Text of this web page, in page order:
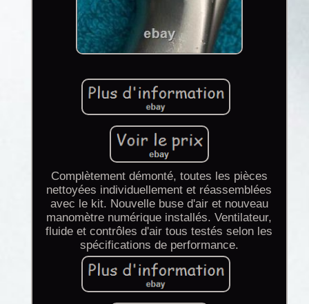
Complètement démonté, toutes les pièces
nettoyées individuellement et réassemblées
avec le kit. Nouvelle buse d'air et nouveau
manomètre numérique installés. Ventilateur,
fluide et contrôles d'air tous testés selon les
spécifications de performance.